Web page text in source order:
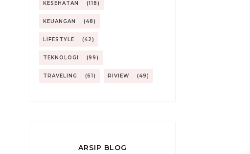
KESEHATAN (118)
KEUANGAN (48)
LIFESTYLE (42)
TEKNOLOGI (99)
TRAVELING (61) RIVIEW (49)
ARSIP BLOG